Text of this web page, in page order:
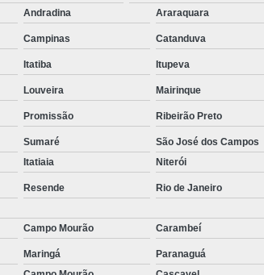
de
de
de
cargas
de
de obra
Andradina Araraquara
Campinas Catanduva
Itatiba Itupeva
Louveira Mairinque
Promissão Ribeirão Preto
Sumaré São José dos Campos
Itatiaia Niterói
Resende Rio de Janeiro
Campo Mourão Carambeí
Maringá Paranaguá